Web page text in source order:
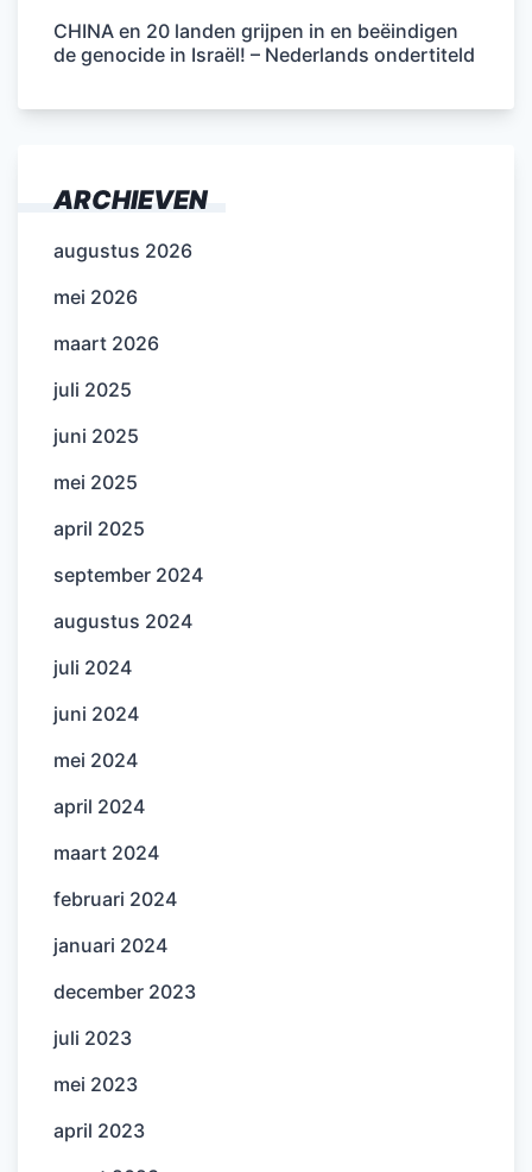
CHINA en 20 landen grijpen in en beëindigen
de genocide in Israël! – Nederlands ondertiteld
ARCHIEVEN
augustus 2026
mei 2026
maart 2026
juli 2025
juni 2025
mei 2025
april 2025
september 2024
augustus 2024
juli 2024
juni 2024
mei 2024
april 2024
maart 2024
februari 2024
januari 2024
december 2023
juli 2023
mei 2023
april 2023